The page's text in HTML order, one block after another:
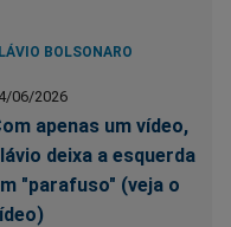
BOLSONARO
06/2026
apenas um vídeo,
deixa a esquerda
"parafuso" (veja o